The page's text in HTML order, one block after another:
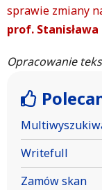
sprawie zmiany
prof.
Opracowanie
Writefull
Zamów skan